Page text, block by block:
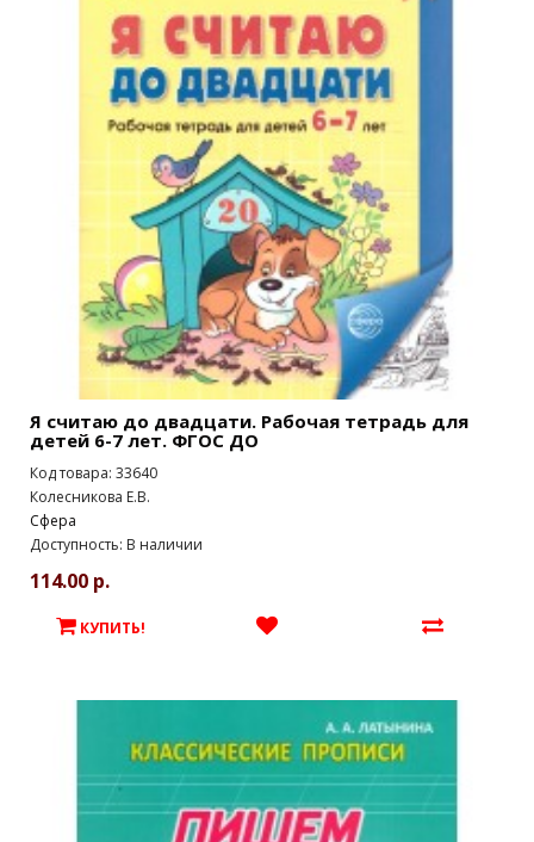
Я считаю до двадцати. Рабочая тетрадь для
детей 6-7 лет. ФГОС ДО
Код товара: 33640
Колесникова Е.В.
Сфера
Доступность: В наличии
114.00 р.
КУПИТЬ!